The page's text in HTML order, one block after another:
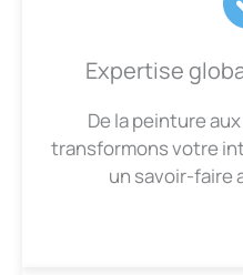
Expertise
De la peinture
transformons votre
un savoir-faire